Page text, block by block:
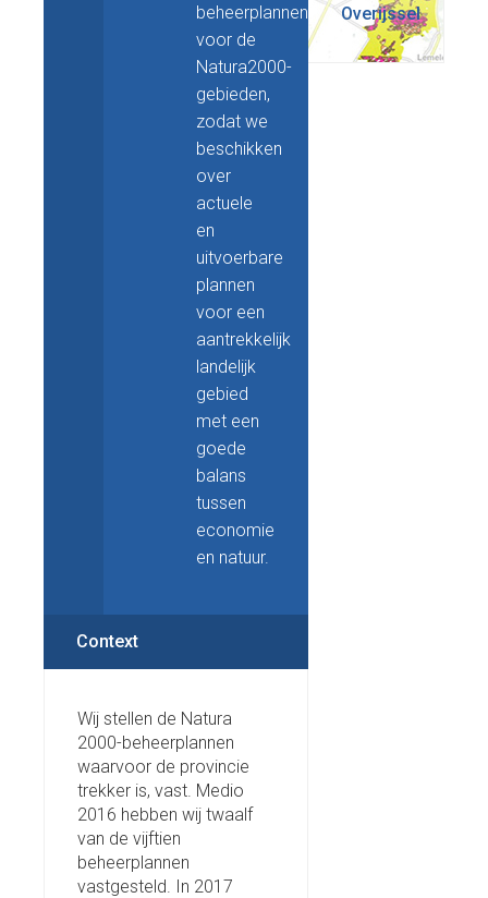
beheerplannen
voor de
Natura2000-
gebieden,
zodat we
beschikken
over
actuele
en
uitvoerbare
plannen
voor een
aantrekkelijk
landelijk
gebied
met een
goede
balans
tussen
economie
en natuur.
Context
Wij stellen de Natura
2000-beheerplannen
waarvoor de provincie
trekker is, vast. Medio
2016 hebben wij twaalf
van de vijftien
beheerplannen
vastgesteld. In 2017
Overijssel